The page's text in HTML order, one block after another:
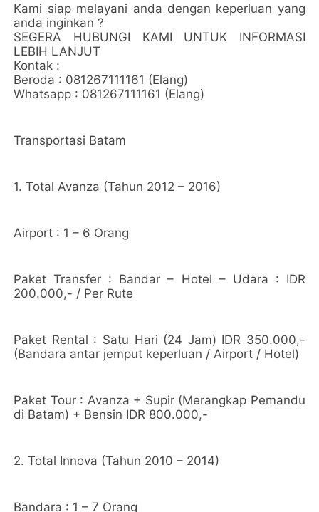
Kami siap melayani anda dengan keperluan yang
anda inginkan ?
SEGERA HUBUNGI KAMI UNTUK INFORMASI
LEBIH LANJUT
Kontak :
Beroda : 081267111161 (Elang)
Whatsapp : 081267111161 (Elang)
Transportasi Batam
1. Total Avanza (Tahun 2012 – 2016)
Airport : 1 – 6 Orang
Paket Transfer : Bandar – Hotel – Udara : IDR
200.000,- / Per Rute
Paket Rental : Satu Hari (24 Jam) IDR 350.000,-
(Bandara antar jemput keperluan / Airport / Hotel)
Paket Tour : Avanza + Supir (Merangkap Pemandu
di Batam) + Bensin IDR 800.000,-
2. Total Innova (Tahun 2010 – 2014)
Bandara : 1 – 7 Orang